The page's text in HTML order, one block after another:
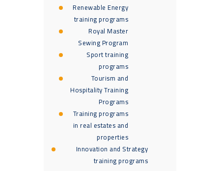
Renewable Energy
training programs
Royal Master
Sewing Program
Sport training
programs
Tourism and
Hospitality Training
Programs
Training programs
in real estates and
properties
Innovation and Strategy
training programs